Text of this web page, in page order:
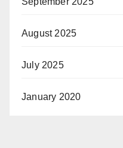
August 2025
July 2025
January 2020